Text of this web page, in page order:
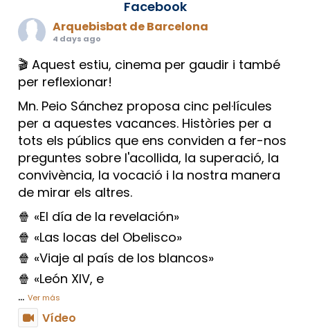
Facebook
Arquebisbat de Barcelona
4 days ago
🎬 Aquest estiu, cinema per gaudir i també
per reflexionar!
Mn. Peio Sánchez proposa cinc pel·lícules
per a aquestes vacances. Històries per a
tots els públics que ens conviden a fer-nos
preguntes sobre l'acollida, la superació, la
convivència, la vocació i la nostra manera
de mirar els altres.
🍿 «El día de la revelación»
🍿 «Las locas del Obelisco»
🍿 «Viaje al país de los blancos»
🍿 «León XIV, e
... Ver más
Vídeo